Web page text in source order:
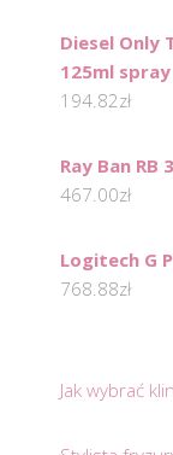
Diesel Only
125ml spray
194.82zł
Ray Ban RB
467.00zł
Logitech G
768.88zł
Jak wybrać